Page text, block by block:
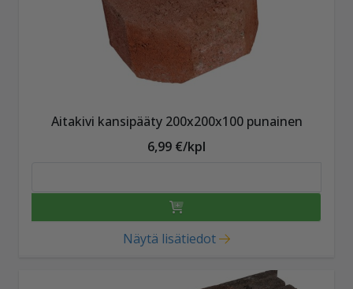
Aitakivi kansipääty 200x200x100 punainen
6,99 €/kpl
Näytä lisätiedot